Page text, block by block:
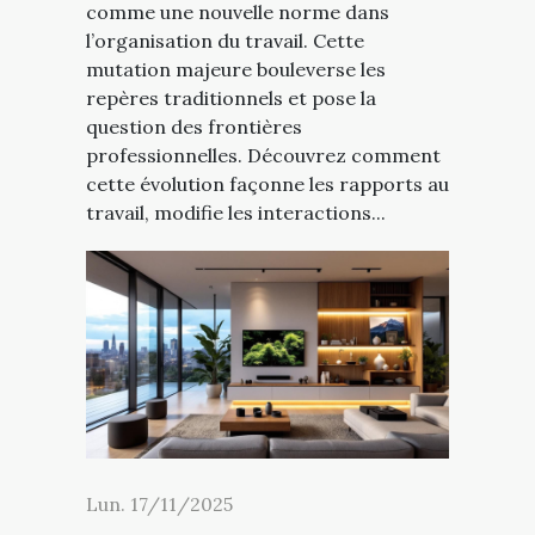
comme une nouvelle norme dans
l’organisation du travail. Cette
mutation majeure bouleverse les
repères traditionnels et pose la
question des frontières
professionnelles. Découvrez comment
cette évolution façonne les rapports au
travail, modifie les interactions...
Lun. 17/11/2025